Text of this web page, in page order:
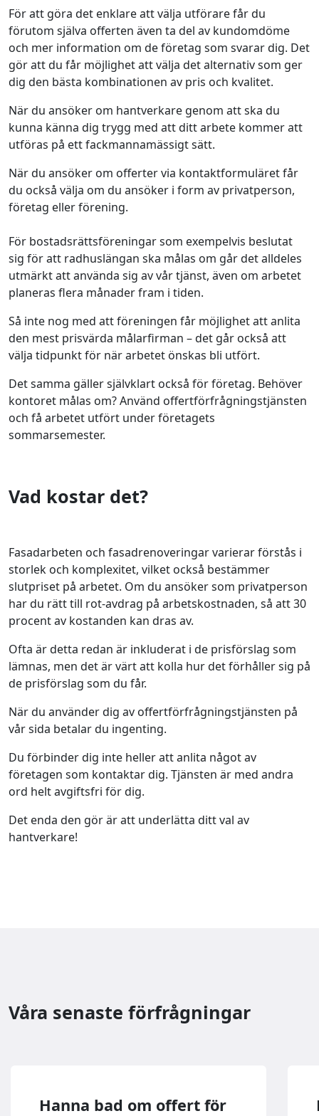
För att göra det enklare att välja utförare får du
förutom själva offerten även ta del av kundomdöme
och mer information om de företag som svarar dig. Det
gör att du får möjlighet att välja det alternativ som ger
dig den bästa kombinationen av pris och kvalitet.
När du ansöker om hantverkare genom att ska du
kunna känna dig trygg med att ditt arbete kommer att
utföras på ett fackmannamässigt sätt.
När du ansöker om offerter via kontaktformuläret får
du också välja om du ansöker i form av privatperson,
företag eller förening.
För bostadsrättsföreningar som exempelvis beslutat
sig för att radhuslängan ska målas om går det alldeles
utmärkt att använda sig av vår tjänst, även om arbetet
planeras flera månader fram i tiden.
Så inte nog med att föreningen får möjlighet att anlita
den mest prisvärda målarfirman – det går också att
välja tidpunkt för när arbetet önskas bli utfört.
Det samma gäller självklart också för företag. Behöver
kontoret målas om? Använd offertförfrågningstjänsten
och få arbetet utfört under företagets
sommarsemester.
Vad kostar det?
Fasadarbeten och fasadrenoveringar varierar förstås i
storlek och komplexitet, vilket också bestämmer
slutpriset på arbetet. Om du ansöker som privatperson
har du rätt till rot-avdrag på arbetskostnaden, så att 30
procent av kostanden kan dras av.
Ofta är detta redan är inkluderat i de prisförslag som
lämnas, men det är värt att kolla hur det förhåller sig på
de prisförslag som du får.
När du använder dig av offertförfrågningstjänsten på
vår sida betalar du ingenting.
Du förbinder dig inte heller att anlita något av
företagen som kontaktar dig. Tjänsten är med andra
ord helt avgiftsfri för dig.
Det enda den gör är att underlätta ditt val av
hantverkare!
Våra senaste förfrågningar
Hanna bad om offert för